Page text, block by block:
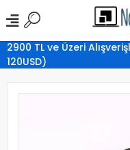
2900 TL ve Üzeri
120USD)